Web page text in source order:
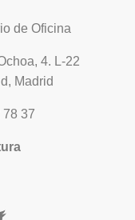
de Oficina
4. L-22
Madrid
78 37